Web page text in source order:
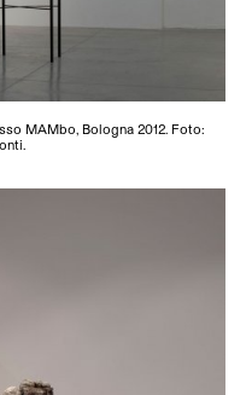
MAMbo, Bologna 2012. Foto: